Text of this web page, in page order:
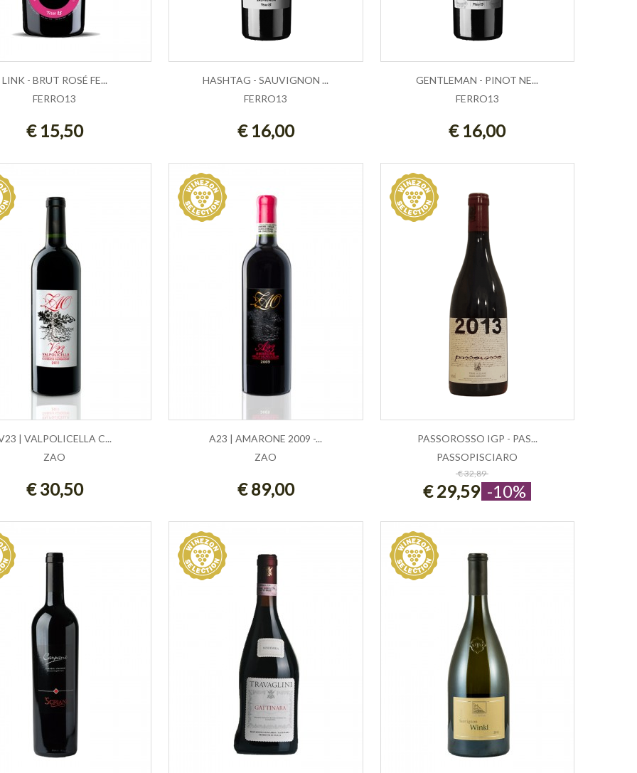
AL CARRELLO
LINK - BRUT ROSÉ FE...
FERRO13
€ 15,50
AGGIUNGI AL CARRELLO
HASHTAG - SAUVIGNON ...
FERRO13
€ 16,00
ESAURITO
GENTLEMAN - PINOT NE...
FERRO13
€ 16,00
AL CARRELLO
| VALPOLICELLA C...
ZAO
€ 30,50
AGGIUNGI AL CARRELLO
A23 | AMARONE 2009 -...
ZAO
€ 89,00
ESAURITO
PASSOROSSO IGP - PAS...
PASSOPISCIARO
€ 32,89
€ 29,59 -10%